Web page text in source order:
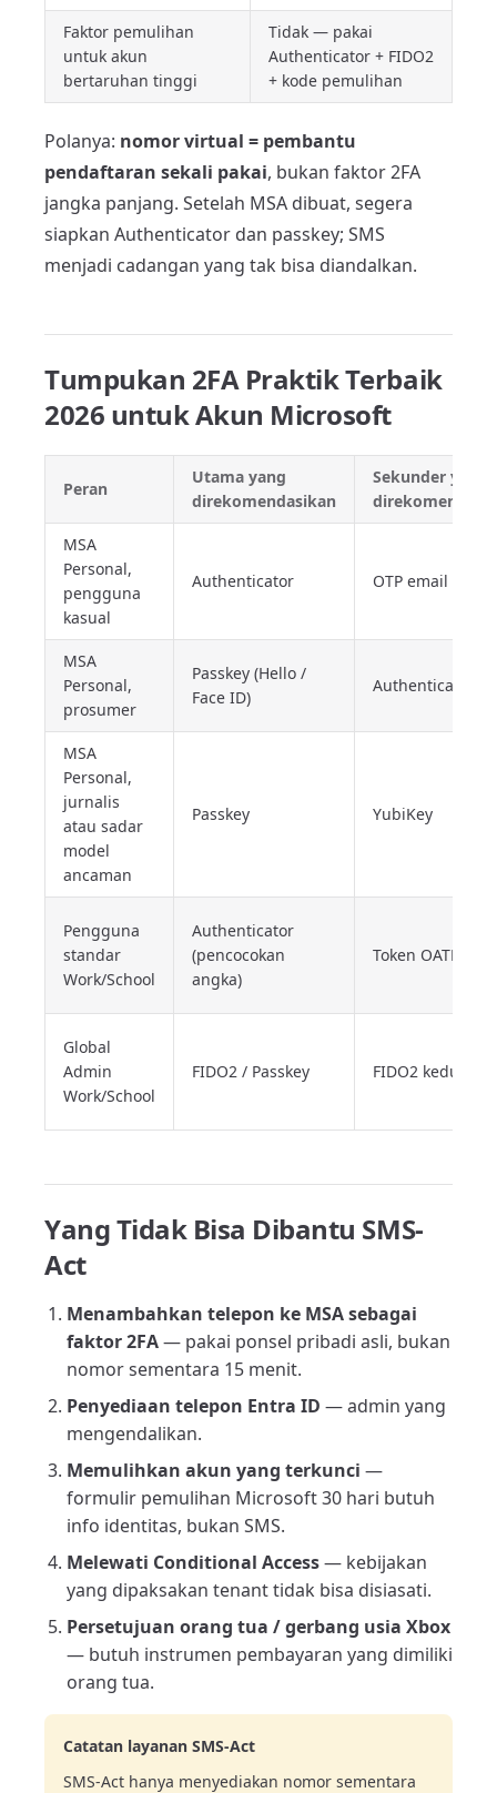
Faktor pemulihan
untuk akun
bertaruhan tinggi
Tidak — pakai
Authenticator + FIDO2
+ kode pemulihan
Polanya: nomor virtual = pembantu
pendaftaran sekali pakai, bukan faktor 2FA
jangka panjang. Setelah MSA dibuat, segera
siapkan Authenticator dan passkey; SMS
menjadi cadangan yang tak bisa diandalkan.
Tumpukan 2FA Praktik Terbaik
2026 untuk Akun Microsoft
Peran
Utama yang
direkomendasikan
Sekunder yang
MSA
Personal,
pengguna
kasual
Authenticator OTP email
MSA
Personal,
prosumer
Passkey (Hello /
Face ID)
Authenticator
MSA
Personal,
jurnalis
atau sadar
model
ancaman
Passkey YubiKey
Pengguna
standar
Work/School
Authenticator
(pencocokan
angka)
Token OATH
Global
Admin
Work/School
FIDO2 / Passkey FIDO2 kedua
Yang Tidak Bisa Dibantu SMS-
Act
Menambahkan telepon ke MSA sebagai
faktor 2FA— pakai ponsel pribadi asli, bukan
nomor sementara 15 menit.
Penyediaan telepon Entra ID — admin yang
mengendalikan.
Memulihkan akun yang terkunci —
formulir pemulihan Microsoft 30 hari butuh
info identitas, bukan SMS.
Melewati Conditional Access— kebijakan
yang dipaksakan tenant tidak bisa disiasati.
Persetujuan orang tua / gerbang usia Xbox
— butuh instrumen pembayaran yang dimiliki
orang tua.
Catatan layanan SMS-Act
SMS-Act hanya menyediakan nomor sementara